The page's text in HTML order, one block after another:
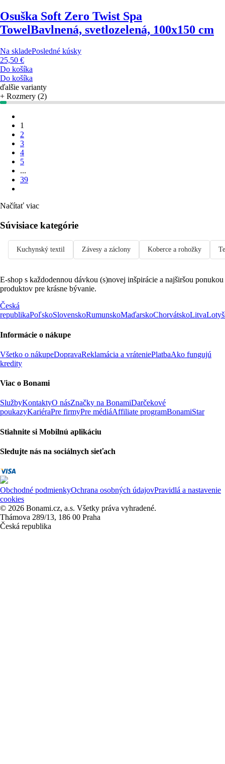
Osuška Soft Zero Twist Spa
TowelBavlnená, svetlozelená, 100x150 cm
Na skladePosledné kúsky
25,50 €
Do košíka
Do košíka
ďalšie varianty
+ Rozmery (2)
1
2
3
4
5
...
39
Načítať viac
Súvisiace kategórie
Kuchynský textil Závesy a záclony Koberce a rohožky
E-shop s každodennou dávkou (s)novej inšpirácie a najširšou ponukou
produktov pre krásne bývanie.
Česká
republikaPoľskoSlovenskoRumunskoMaďarskoChorvátskoLitva
Informácie o nákupe
Všetko o nákupeDopravaReklamácia a vráteniePlatbaAko fungujú
kredity
Viac o Bonami
SlužbyKontaktyO násZnačky na BonamiDarčekové
poukazyKariéraPre firmyPre médiáAffiliate programBonamiStar
Stiahnite si Mobilnú aplikáciu
Sledujte nás na sociálnych sieťach
Obchodné podmienkyOchrana osobných údajovPravidlá a nastavenie
cookies
© 2026 Bonami.cz, a.s. Všetky práva vyhradené.
Thámova 289/13, 186 00 Praha
Česká republika